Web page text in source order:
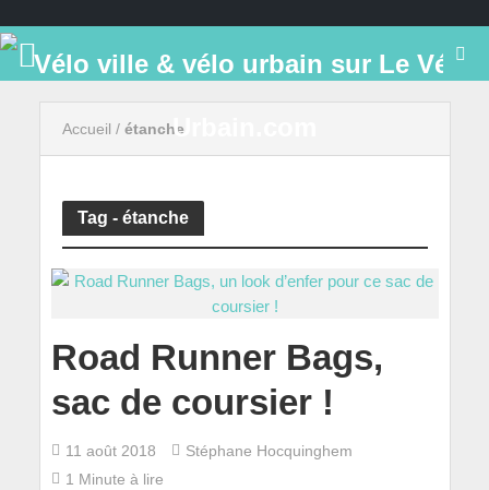
Accueil / étanche
Tag - étanche
Road Runner Bags,
sac de coursier !
11 août 2018
Stéphane Hocquinghem
1 Minute à lire